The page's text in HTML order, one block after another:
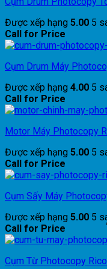
Được xếp hạng 5.00 5
Call for Price
Cụm Drum Máy
Được xếp hạng 4.00 5
Call for Price
Motor Máy Photocopy
Được xếp hạng 5.00 5
Call for Price
Cụm Sấy Máy
Được xếp hạng 5.00 5
Call for Price
Cụm Từ Photocopy